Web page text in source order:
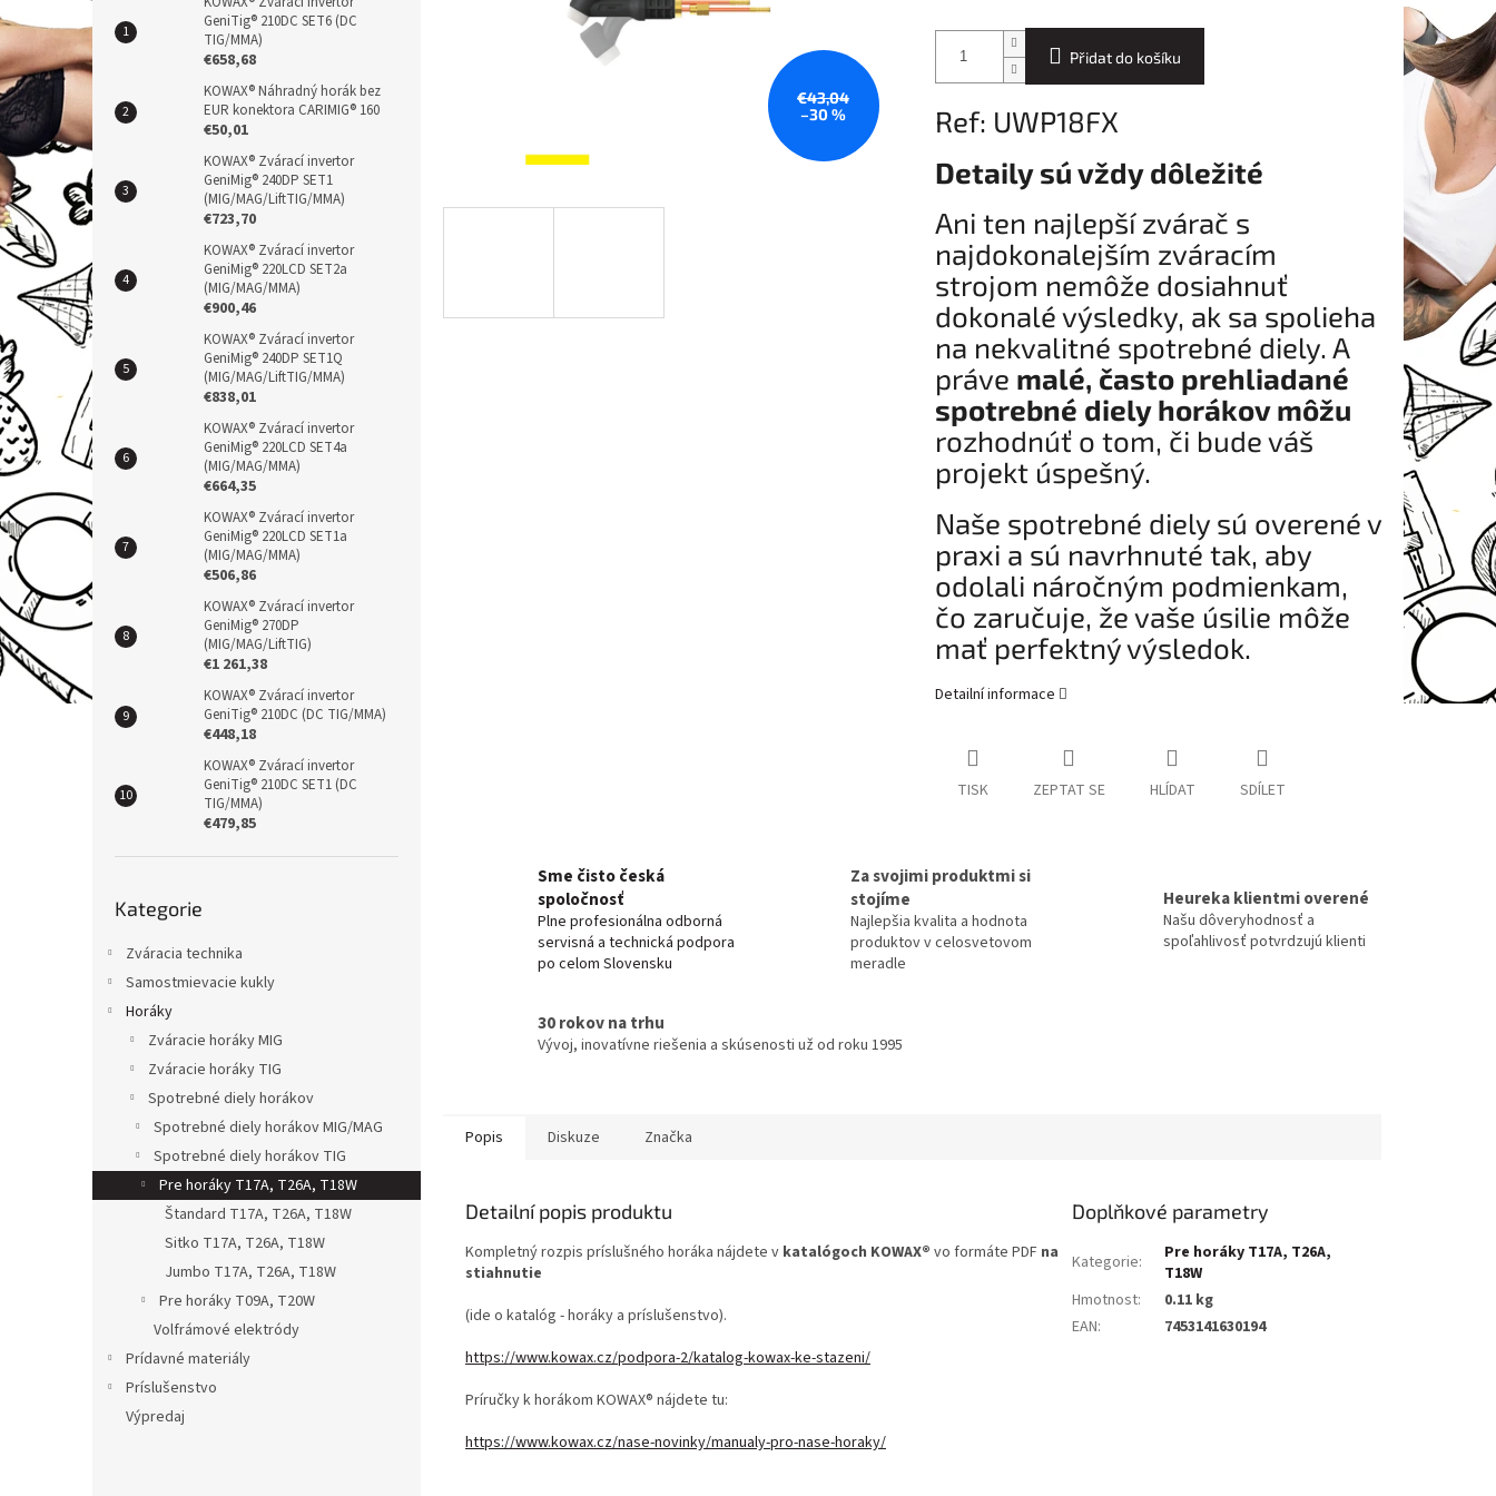
n
e
l
GeniTig® 210DC SET6 (DC
TIG/MMA)
€658,68
KOWAX® Náhradný horák bez
EUR konektora CARIMIG® 160
€50,01
KOWAX® Zvárací invertor
GeniMig® 240DP SET1
(MIG/MAG/LiftTIG/MMA)
€723,70
KOWAX® Zvárací invertor
GeniMig® 220LCD SET2a
(MIG/MAG/MMA)
€900,46
KOWAX® Zvárací invertor
GeniMig® 240DP SET1Q
(MIG/MAG/LiftTIG/MMA)
€838,01
KOWAX® Zvárací invertor
GeniMig® 220LCD SET4a
(MIG/MAG/MMA)
€664,35
KOWAX® Zvárací invertor
GeniMig® 220LCD SET1a
(MIG/MAG/MMA)
€506,86
KOWAX® Zvárací invertor
GeniMig® 270DP
(MIG/MAG/LiftTIG)
€1 261,38
KOWAX® Zvárací invertor
GeniTig® 210DC (DC TIG/MMA)
€448,18
KOWAX® Zvárací invertor
GeniTig® 210DC SET1 (DC
TIG/MMA)
€479,85
kategorie
Kategorie
Zváracia technika
Samostmievacie kukly
Horáky
Zváracie horáky MIG
Zváracie horáky TIG
Spotrebné diely horákov
Spotrebné diely horákov MIG/MAG
Spotrebné diely horákov TIG
Pre horáky T17A, T26A, T18W
Štandard T17A, T26A, T18W
Sitko T17A, T26A, T18W
Jumbo T17A, T26A, T18W
Pre horáky T09A, T20W
Volfrámové elektródy
Prídavné materiály
Príslušenstvo
Výpredaj
€43,04
–30 %
Přidat do košíku
Ref: UWP18FX
Detaily sú vždy dôležité
Ani ten najlepší zvárač s
najdokonalejším zváracím
strojom nemôže dosiahnuť
dokonalé výsledky, ak sa spolieha
na nekvalitné spotrebné diely. A
práve malé, často prehliadané
spotrebné diely horákov môžu
rozhodnúť o tom, či bude váš
projekt úspešný.
Naše spotrebné diely sú overené v
praxi a sú navrhnuté tak, aby
odolali náročným podmienkam,
čo zaručuje, že vaše úsilie môže
mať perfektný výsledok.
Detailní informace
TISK ZEPTAT SE HLÍDAT SDÍLET
Sme čisto česká
spoločnosť
Plne profesionálna odborná
servisná a technická podpora
po celom Slovensku
Za svojimi produktmi si
stojíme
Najlepšia kvalita a hodnota
produktov v celosvetovom
meradle
Heureka klientmi overené
Našu dôveryhodnosť a
spoľahlivosť potvrdzujú klienti
30 rokov na trhu
Vývoj, inovatívne riešenia a skúsenosti už od roku 1995
Popis Diskuze Značka
Detailní popis produktu
Kompletný rozpis príslušného horáka nájdete v katalógoch KOWAX® vo formáte PDF na
stiahnutie
(ide o katalóg - horáky a príslušenstvo).
https://www.kowax.cz/podpora-2/katalog-kowax-ke-stazeni/
Príručky k horákom KOWAX® nájdete tu:
https://www.kowax.cz/nase-novinky/manualy-pro-nase-horaky/
Doplňkové parametry
Kategorie:
Pre horáky T17A, T26A,
T18W
Hmotnost:
0.11 kg
EAN: 7453141630194